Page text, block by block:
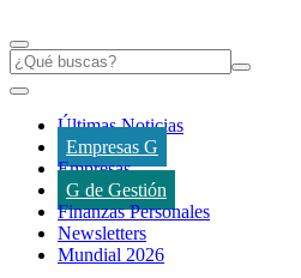
Últimas Noticias
Empresas G
Empresas
G de Gestión
Finanzas Personales
Newsletters
Mundial 2026